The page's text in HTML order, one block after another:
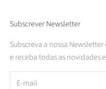
Subscrever Newsletter
Subscreva a nossa
e receba todas as novidades